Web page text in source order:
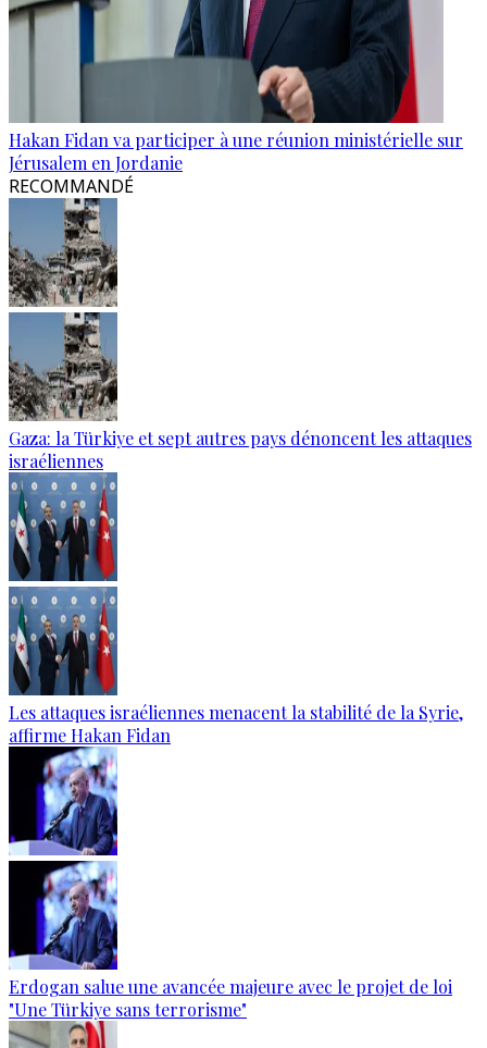
Hakan Fidan va participer à une réunion ministérielle sur
Jérusalem en Jordanie
RECOMMANDÉ
Gaza: la Türkiye et sept autres pays dénoncent les attaques
israéliennes
Les attaques israéliennes menacent la stabilité de la Syrie,
affirme Hakan Fidan
Erdogan salue une avancée majeure avec le projet de loi
"Une Türkiye sans terrorisme"